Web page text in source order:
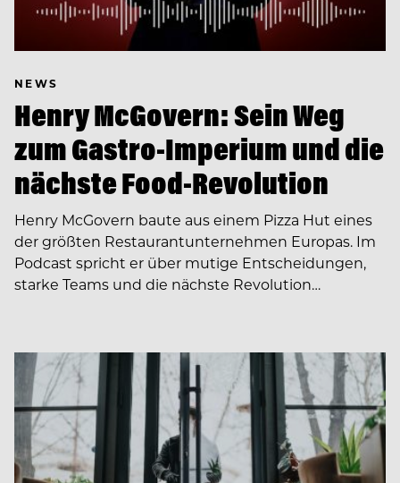
NEWS
Henry McGovern: Sein Weg
zum Gastro-Imperium und die
nächste Food-Revolution
Henry McGovern baute aus einem Pizza Hut eines
der größten Restaurantunternehmen Europas. Im
Podcast spricht er über mutige Entscheidungen,
starke Teams und die nächste Revolution…